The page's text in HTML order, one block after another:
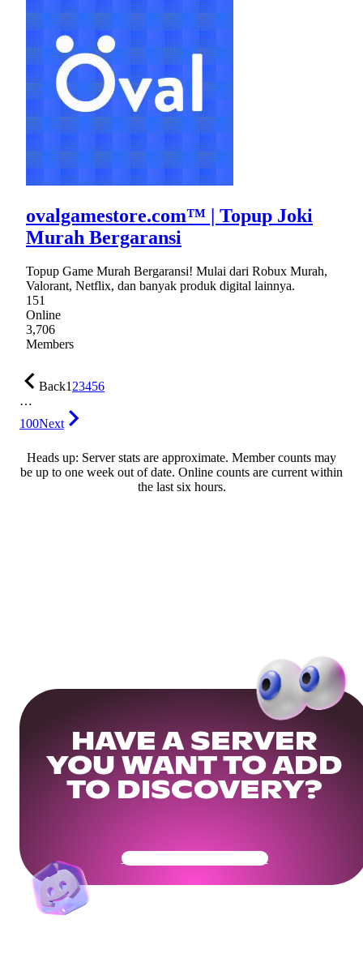
ovalgamestore.com™ | Topup Joki
Murah Bergaransi
Topup Game Murah Bergaransi! Mulai dari Robux Murah,
Valorant, Netflix, dan banyak produk digital lainnya.
151
Online
3,706
Members
Back123456
…
100Next
Heads up: Server stats are approximate. Member counts may
be up to one week out of date. Online counts are current within
the last six hours.
HAVE A SERVER
YOU WANT TO ADD
TO DISCOVERY?
Get Your Community Ready